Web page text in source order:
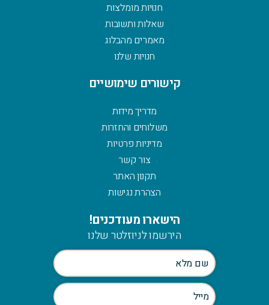
חנויות מומלצות
שאלות ותשובות
מאמרים מהבלוג
חנויות שלנו
קישורים שימושיים
מדריך מידות
משלוחים והחזרות
מדיניות פרטיות
צור קשר
תקנון האתר
הצהרת נגישות
הישארו מעודכנים!
הירשמו לניוזלטר שלנו